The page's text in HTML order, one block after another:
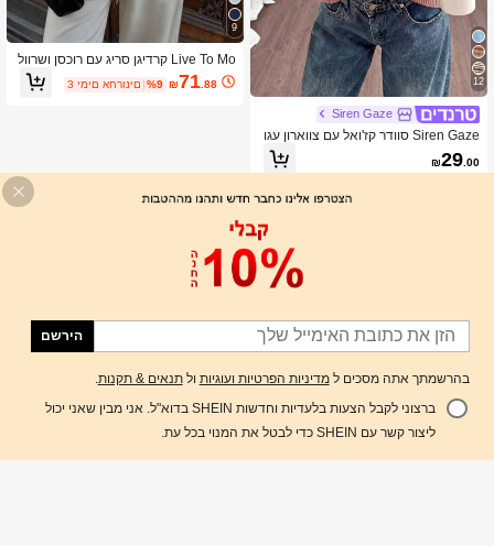
12
Siren Gaze
Siren Gaze סוודר קז'ואל עם צווארון עגו
ל וצבעים מנוגדים לנשים עם פסים ושרוול
ים עטלף
₪29.00
9
Live To Mo קרדיגן סריג עם רוכסן ושרוול
ארוך לנשים, סגנון עסקי קז'ואל לחורף, פר
יט חיוני לחזרה ללימודים וללבישה יומית
₪71.88
%9 3 ימים אחרונים
%53 הנחה! הוסף לעגלת הקניות
הירשם
בהרשמתך אתה מסכים למדיניות הפרטיות ועוגיות ולתנאים & תקנות.
ברצוני לקבל הצעות בלעדיות וחדשות SHEIN בדוא"ל. אני מבין שאני יכול
ליצור קשר עם SHEIN כדי לבטל את המנוי בכל עת.